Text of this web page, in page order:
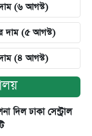
(৬ আগস্ট)
দাম (৫ আগস্ট)
(৪ আগস্ট)
দিল ঢাকা সেন্ট্রাল